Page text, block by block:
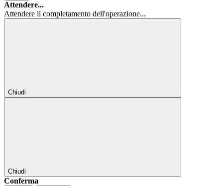
Attendere...
Attendere il completamento dell'operazione...
Chiudi
Chiudi
Conferma